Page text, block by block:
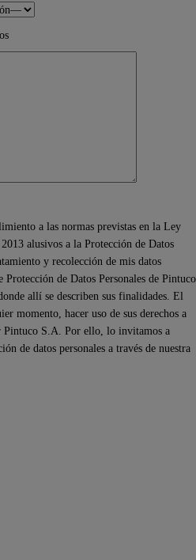
a las normas previstas en la Ley
alusivos a la Protección de Datos
y recolección de mis datos
de Datos Personales de Pintuco
allí se describen sus finalidades. El
momento, hacer uso de sus derechos a
Pintuco S.A. Por ello, lo invitamos a
de datos personales a través de nuestra